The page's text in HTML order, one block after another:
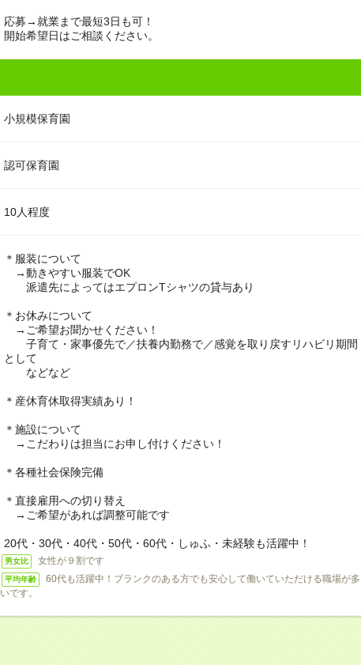
応募→就業まで最短3日も可！
開始希望日はご相談ください。
小規模保育園
認可保育園
10人程度
＊服装について
→動きやすい服装でOK
派遣先によってはエプロンTシャツの貸与あり
＊お休みについて
→ご希望お聞かせください！
子育て・家事優先で／扶養内勤務で／感覚を取り戻すリハビリ期間
として
などなど
＊産休育休取得実績あり！
＊施設について
→こだわりは担当にお申し付けください！
＊各種社会保険完備
＊直接雇用への切り替え
→ご希望があれば調整可能です
20代・30代・40代・50代・60代・しゅふ・未経験も活躍中！
男女比 女性が９割です
平均年齢
60代も活躍中！ブランクのある方でも安心して働いていただける職場が多
いです。